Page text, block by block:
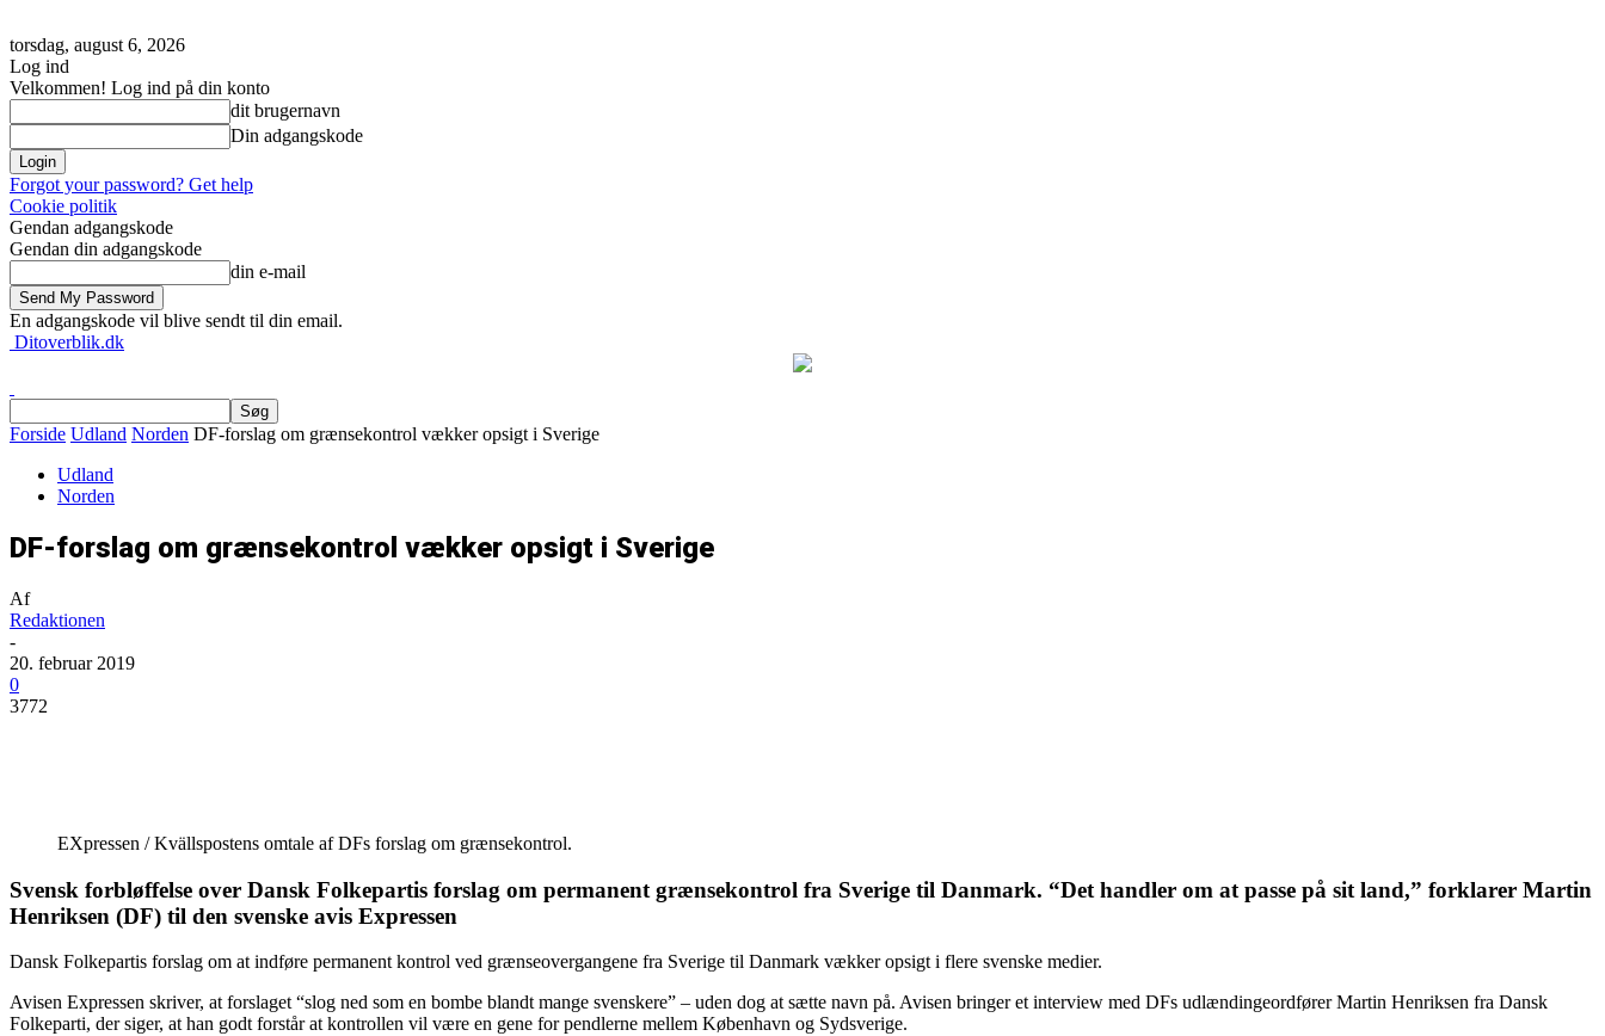
torsdag, august 6, 2026
Log ind
Velkommen! Log ind på din konto
dit brugernavn
Din adgangskode
Forgot your password? Get help
Cookie politik
Gendan adgangskode
Gendan din adgangskode
din e-mail
En adgangskode vil blive sendt til din email.
Ditoverblik.dk
Forside Udland Norden DF-forslag om grænsekontrol vækker opsigt i Sverige
Udland
Norden
DF-forslag om grænsekontrol vækker opsigt i Sverige
Af
Redaktionen
-
20. februar 2019
0
3772
EXpressen / Kvällspostens omtale af DFs forslag om grænsekontrol.
Svensk forbløffelse over Dansk Folkepartis forslag om permanent grænsekontrol fra Sverige til Danmark. “Det handler om at passe på sit land,” forklarer Martin
Henriksen (DF) til den svenske avis Expressen
Dansk Folkepartis forslag om at indføre permanent kontrol ved grænseovergangene fra Sverige til Danmark vækker opsigt i flere svenske medier.
Avisen Expressen skriver, at forslaget “slog ned som en bombe blandt mange svenskere” – uden dog at sætte navn på. Avisen bringer et interview med DFs udlændingeordfører Martin Henriksen fra Dansk
Folkeparti, der siger, at han godt forstår at kontrollen vil være en gene for pendlerne mellem København og Sydsverige.